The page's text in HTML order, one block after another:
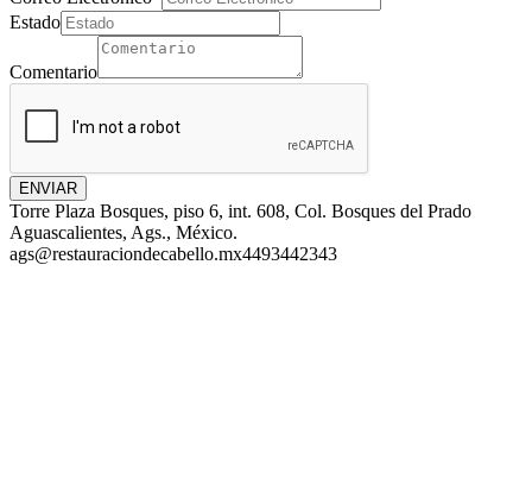
Estado
Comentario
ENVIAR
Torre Plaza Bosques, piso 6, int. 608, Col. Bosques del Prado
Aguascalientes, Ags., México.
ags@restauraciondecabello.mx4493442343